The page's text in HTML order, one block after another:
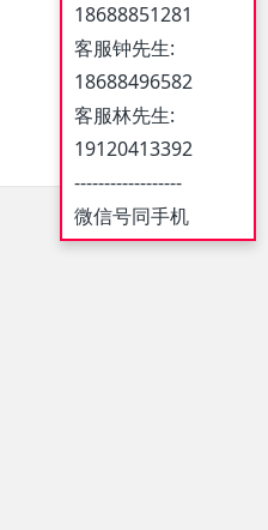
18688851281
客服钟先生:
18688496582
客服林先生:
19120413392
------------------
微信号同手机